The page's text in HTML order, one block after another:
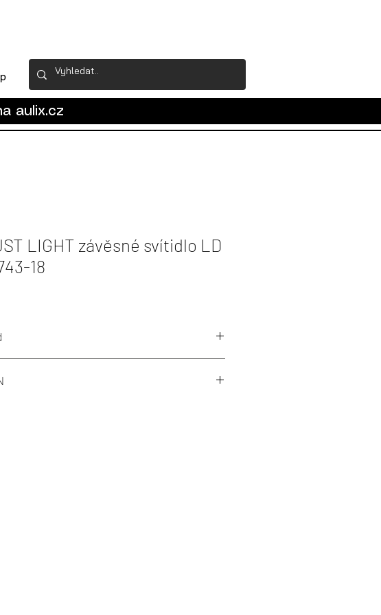
aulix.cz
LIGHT závěsné svítidlo LD
18